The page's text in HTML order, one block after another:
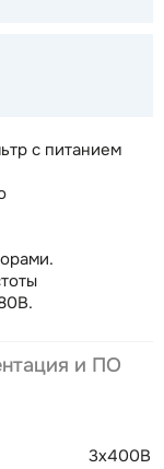
с питанием
и ПО
3x400В